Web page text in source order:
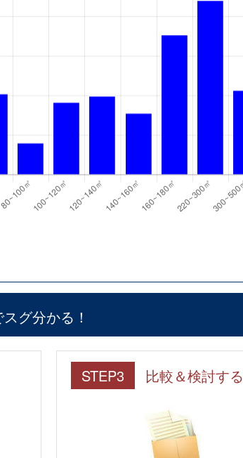
グ分かる！
STEP3 比較＆検討する